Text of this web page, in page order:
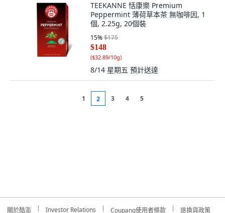
TEEKANNE 恬康樂 Premium
Peppermint 薄荷草本茶 無咖啡因, 1
個, 2.25g, 20個裝
15%$175
$148
($32.89/10g)
8/14 星期五 預計送達
1 2 3 4 5
關於酷澎 Investor Relations Coupang使用者條款 退換貨政策